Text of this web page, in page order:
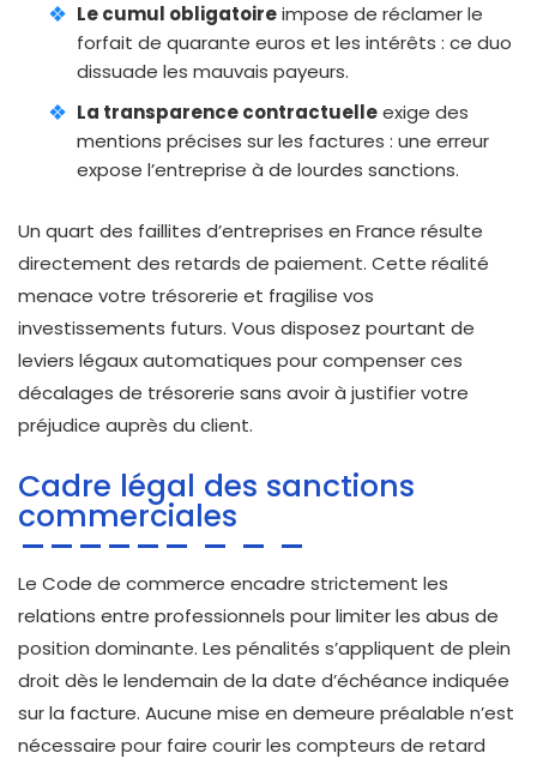
Le cumul obligatoireimpose de réclamer le
forfait de quarante euros et les intérêts : ce duo
dissuade les mauvais payeurs.
La transparence contractuelleexige des
mentions précises sur les factures : une erreur
expose l’entreprise à de lourdes sanctions.
Un quart des faillites d’entreprises en France résulte
directement des retards de paiement. Cette réalité
menace votre trésorerie et fragilise vos
investissements futurs. Vous disposez pourtant de
leviers légaux automatiques pour compenser ces
décalages de trésorerie sans avoir à justifier votre
préjudice auprès du client.
Cadre légal des sanctions
commerciales
Le Code de commerce encadre strictement les
relations entre professionnels pour limiter les abus de
position dominante. Les pénalités s’appliquent de plein
droit dès le lendemain de la date d’échéance indiquée
sur la facture. Aucune mise en demeure préalable n’est
nécessaire pour faire courir les compteurs de retard